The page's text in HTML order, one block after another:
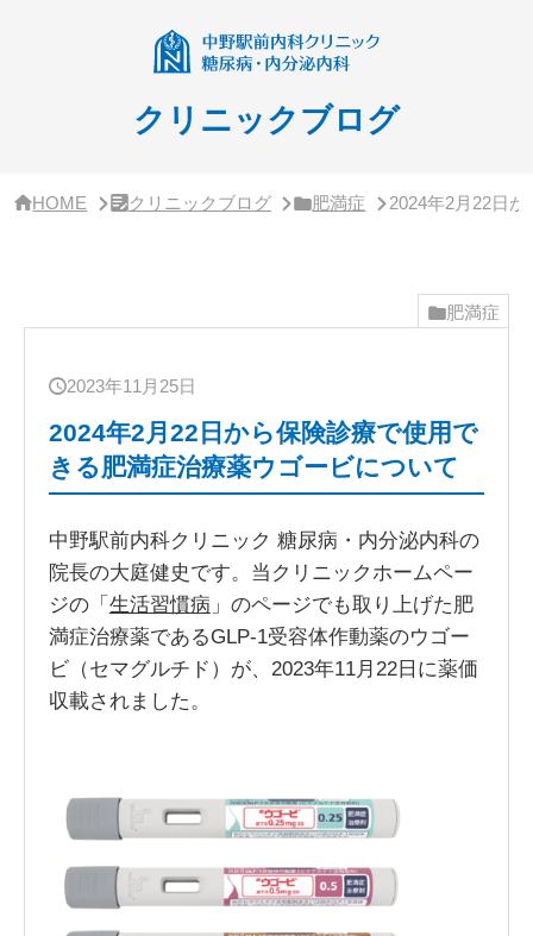
クリニックブログ
HOME クリニックブログ 肥満症 2024年2月22日
肥満症
2023年11月25日
2024年2月22日から保険診療で使用で
きる肥満症治療薬ウゴービについて
中野駅前内科クリニック 糖尿病・内分泌内科の
院長の大庭健史です。当クリニックホームペー
ジの「 生活習慣病 」のページでも取り上げた肥
満症治療薬であるGLP-1受容体作動薬のウゴー
ビ（セマグルチド）が、2023年11月22日に薬価
収載されました。